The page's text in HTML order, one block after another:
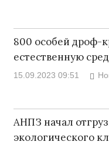
800 особей дроф-
естественную
15.09.2023 09:51
АНПЗ начал
экологического